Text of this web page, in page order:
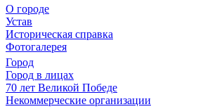
О городе
Устав
Историческая справка
Фотогалерея
Город
Город в лицах
70 лет Великой Победе
Некоммерческие организации